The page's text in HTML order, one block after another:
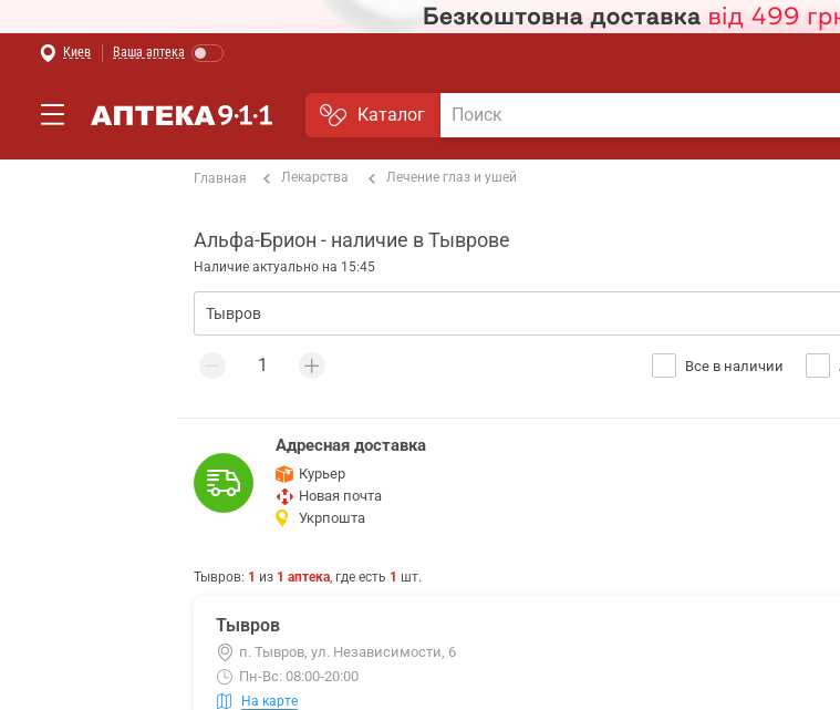
Киев Ваша аптека
Каталог
Главная Лекарства Лечение глаз и ушей
Альфа-Брион - наличие в Тыврове
Наличие актуально на 15:45
Все в наличии
Адресная доставка
Курьер
Новая почта
Укрпошта
Тывров: 1 из 1 аптека, где есть 1 шт.
Тывров
п. Тывров, ул. Независимости, 6
Пн-Вс: 08:00-20:00
На карте